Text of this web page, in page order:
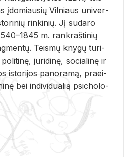
įdo­miau­sių Vil­niaus uni­ver­
rin­ki­nių. Jį su­da­ro
m. rank­raš­ti­nių
Teis­mų kny­gų tu­ri­
ju­ri­di­nę, so­cia­li­nę ir
is­to­ri­jos pa­no­ra­mą, pra­ei­
bei in­di­vi­dua­lią psi­cho­lo­